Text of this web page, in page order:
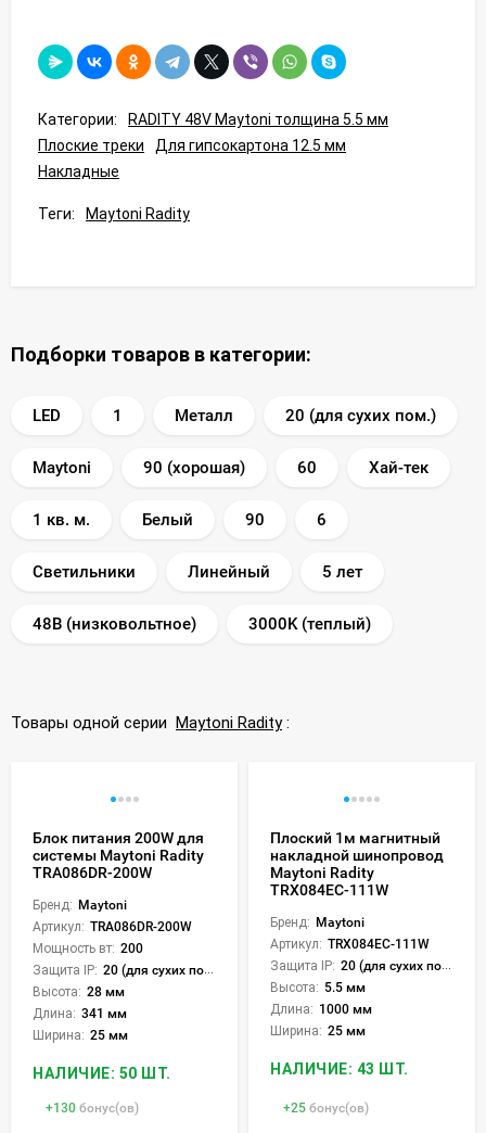
Категории:
RADITY 48V Maytoni толщина 5.5 мм
Плоские треки
Для гипсокартона 12.5 мм
Накладные
Теги: Maytoni Radity
Подборки товаров в категории:
LED 1 Металл 20 (для сухих пом.)
Maytoni 90 (хорошая) 60 Хай-тек
1 кв. м. Белый 90 6
Светильники Линейный 5 лет
48В (низковольтное) 3000K (теплый)
Товары одной серии Maytoni Radity:
Блок питания 200W для
системы Maytoni Radity
TRA086DR-200W
Бренд: Maytoni
Артикул: TRA086DR-200W
Мощность вт: 200
Защита IP: 20 (для сухих пом.)
Высота: 28 мм
Длина: 341 мм
Ширина: 25 мм
НАЛИЧИЕ: 50 ШТ.
+130 бонус(ов)
Плоский 1м магнитный
накладной шинопровод
Maytoni Radity
TRX084EC-111W
Бренд: Maytoni
Артикул: TRX084EC-111W
Защита IP: 20 (для сухих пом.)
Высота: 5.5 мм
Длина: 1000 мм
Ширина: 25 мм
НАЛИЧИЕ: 43 ШТ.
+25 бонус(ов)